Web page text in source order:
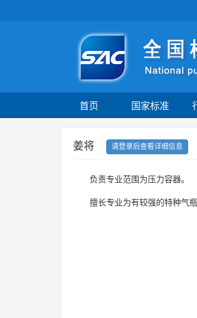
首页 国家标准
姜将 请登录后查看详细信息
负责专业范围为压力容器。
擅长专业为有较强的特种气